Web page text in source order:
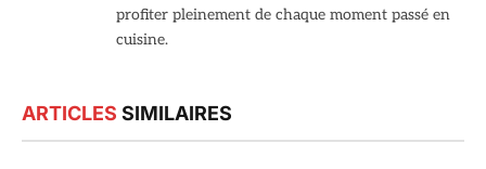
profiter pleinement de chaque moment passé en
cuisine.
ARTICLES SIMILAIRES